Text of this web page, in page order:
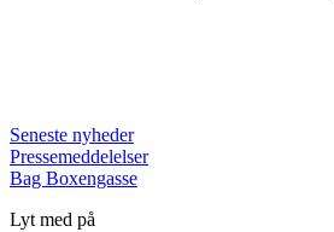
Seneste nyheder
Pressemeddelelser
Bag Boxengasse
Lyt med på